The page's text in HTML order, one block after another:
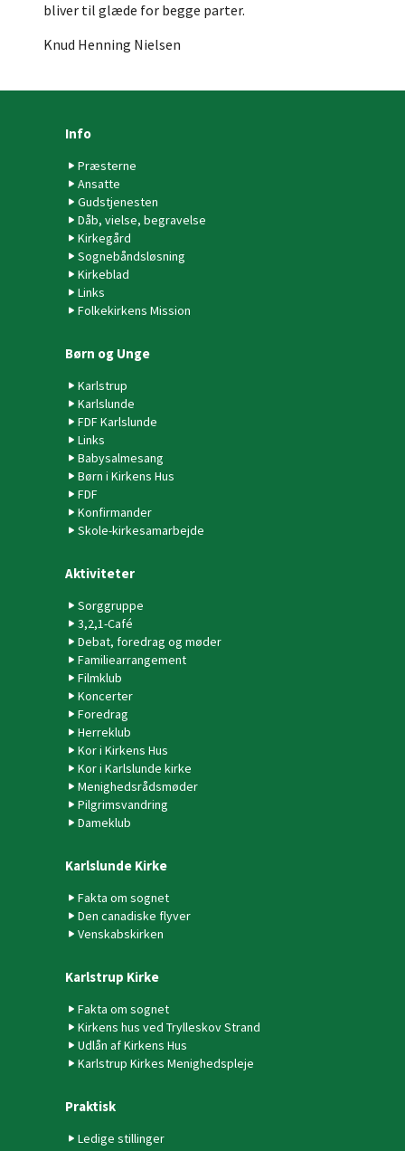
bliver til glæde for begge parter.
Knud Henning Nielsen
Info
Præsterne
Ansatte
Gudstjenesten
Dåb, vielse, begravelse
Kirkegård
Sognebåndsløsning
Kirkeblad
Links
Folkekirkens Mission
Børn og Unge
Karlstrup
Karlslunde
FDF Karlslunde
Links
Babysalmesang
Børn i Kirkens Hus
FDF
Konfirmander
Skole-kirkesamarbejde
Aktiviteter
Sorggruppe
3,2,1-Café
Debat, foredrag og møder
Familiearrangement
Filmklub
Koncerter
Foredrag
Herreklub
Kor i Kirkens Hus
Kor i Karlslunde kirke
Menighedsrådsmøder
Pilgrimsvandring
Dameklub
Karlslunde Kirke
Fakta om sognet
Den canadiske flyver
Venskabskirken
Karlstrup Kirke
Fakta om sognet
Kirkens hus ved Trylleskov Strand
Udlån af Kirkens Hus
Karlstrup Kirkes Menighedspleje
Praktisk
Ledige stillinger